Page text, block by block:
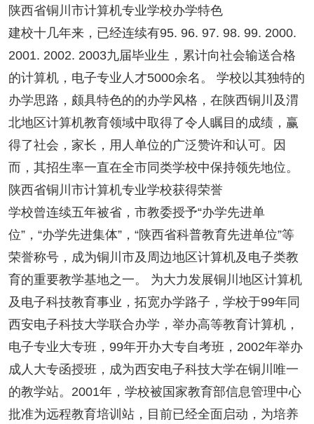
陕西省铜川市计算机专业学校办学特色
建校十几年来，已经连续有95. 96. 97. 98. 99. 2000.
2001. 2002. 2003九届毕业生，累计向社会输送合格
的计算机，电子专业人才5000余名。 学校以其独特的
办学思路，颇具特色的的办学风格，在陕西铜川及渭
北地区计算机教育领域中取得了令人瞩目的成绩，赢
得了社会，家长，用人单位的广泛赞许和认可。因
而，其招生率一直在全市同类学校中保持领先地位。
陕西省铜川市计算机专业学校获得荣誉
学校曾连续五年被省，市教委授予“办学先进单
位”，“办学先进集体”，“陕西省科普教育先进单位”等
荣誉称号，成为铜川市及周边地区计算机及电子类教
育的重要教学基地之一。 为大力发展铜川地区计算机
及电子科技教育事业，拓宽办学路子，学校于99年同
西安电子科技大学联合办学，举办高等教育计算机，
电子专业大专班，99年开办大专自考班，2002年举办
成人大专函授班，成为西安电子科技大学在铜川唯一
的教学站。2001年，学校被国家教育部信息管理中心
批准为远程教育培训站，目前已经全面启动，为培养